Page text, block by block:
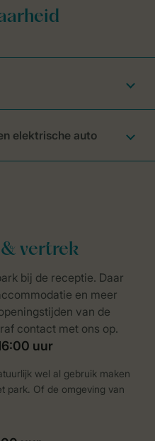
elektrische auto
wel al gebruik maken
park. Of de omgeving van